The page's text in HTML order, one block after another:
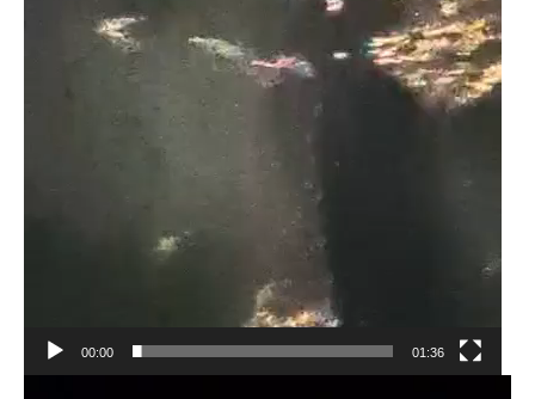
00:00 01:36